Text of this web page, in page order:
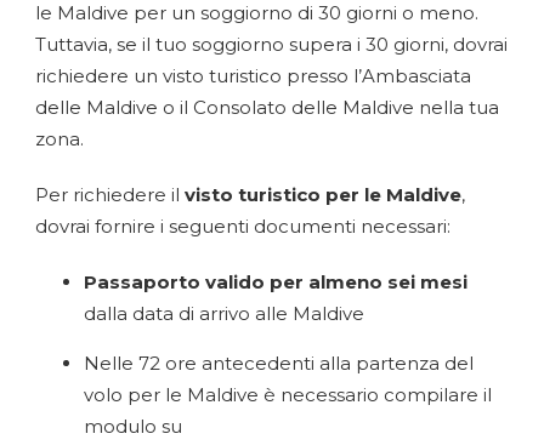
le Maldive per un soggiorno di 30 giorni o meno.
Tuttavia, se il tuo soggiorno supera i 30 giorni, dovrai
richiedere un visto turistico presso l’Ambasciata
delle Maldive o il Consolato delle Maldive nella tua
zona.
Per richiedere il visto turistico per le Maldive,
dovrai fornire i seguenti documenti necessari:
Passaporto valido per almeno sei mesi
dalla data di arrivo alle Maldive
Nelle 72 ore antecedenti alla partenza del
volo per le Maldive è necessario compilare il
modulo su